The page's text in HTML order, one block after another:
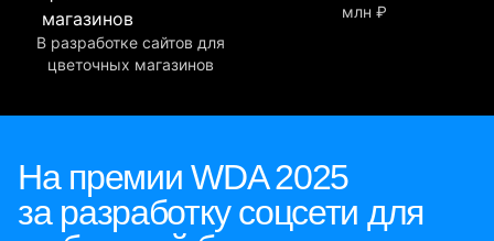
В разработке сайтов для
цветочных магазинов
млн ₽
На премии WDA 2025
за разработку соцсети для